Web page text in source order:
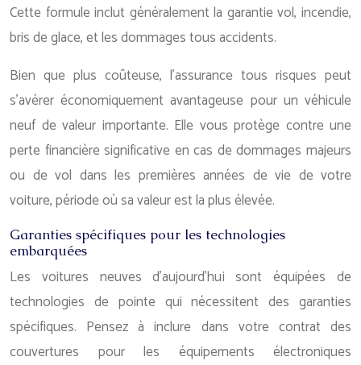
Cette formule inclut généralement la garantie vol, incendie,
bris de glace, et les dommages tous accidents.
Bien que plus coûteuse, l’assurance tous risques peut
s’avérer économiquement avantageuse pour un véhicule
neuf de valeur importante. Elle vous protège contre une
perte financière significative en cas de dommages majeurs
ou de vol dans les premières années de vie de votre
voiture, période où sa valeur est la plus élevée.
Garanties spécifiques pour les technologies
embarquées
Les voitures neuves d’aujourd’hui sont équipées de
technologies de pointe qui nécessitent des garanties
spécifiques. Pensez à inclure dans votre contrat des
couvertures pour les équipements électroniques